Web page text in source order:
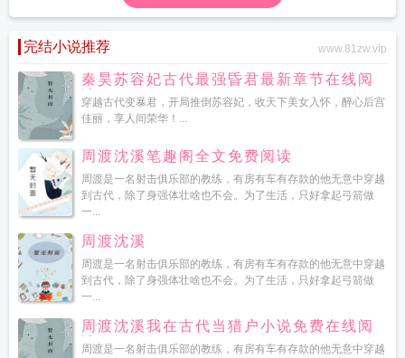
完结小说推荐 www.81zw.vip
秦昊苏容妃古代最强昏君最新章节在线阅
读
穿越古代变暴君，开局推倒苏容妃，收天下美女入怀，醉心后宫
佳丽，享人间荣华！...
周渡沈溪笔趣阁全文免费阅读
周渡是一名射击俱乐部的教练，有房有车有存款的他无意中穿越
到古代，除了身强体壮啥也不会。为了生活，只好拿起弓箭做
一...
周渡沈溪
周渡是一名射击俱乐部的教练，有房有车有存款的他无意中穿越
到古代，除了身强体壮啥也不会。为了生活，只好拿起弓箭做
一...
周渡沈溪我在古代当猎户小说免费在线阅
读
周渡是一名射击俱乐部的教练，有房有车有存款的他无意中穿越